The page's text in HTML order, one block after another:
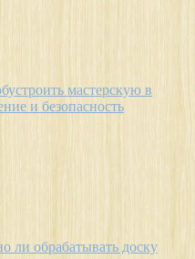
мастерскую в
и безопасность
ли обрабатывать доску